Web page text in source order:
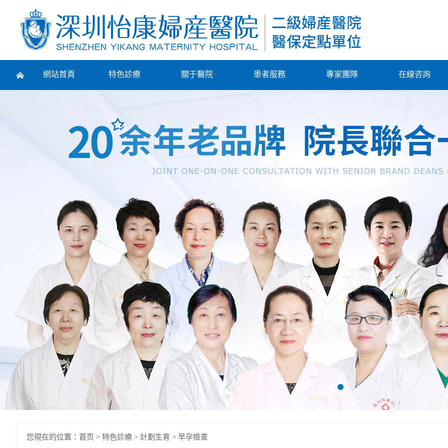
網站首頁 特色診療 關于醫院 患者服務 專家團隊 在線咨詢
Prev
您現在的位置： 首页 > 特色診療 > 計劃生育 > 早孕檢查